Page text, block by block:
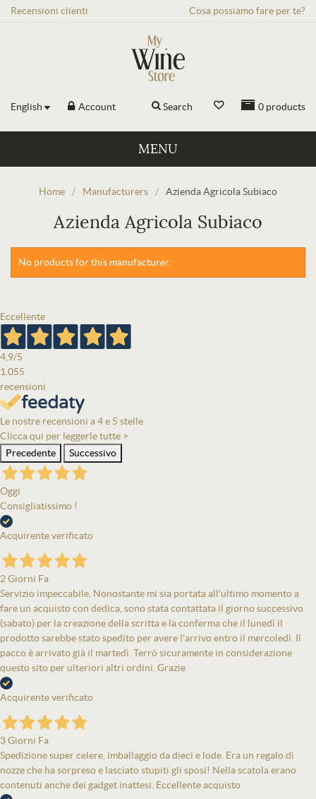
Recensioni clienti Cosa possiamo fare per te?
English Account 0 products
Search
MENU
Home / Manufacturers / Azienda Agricola Subiaco
Azienda Agricola Subiaco
No products for this manufacturer.
Eccellente
4,9/5
1.055
recensioni
Le nostre recensioni a 4 e 5 stelle.
Clicca qui per leggerle tutte >
Precedente
Successivo
Oggi
Consigliatissimo !
Acquirente verificato
2 Giorni Fa
Servizio impeccabile. Nonostante mi sia portata all'ultimo momento a
fare un acquisto con dedica, sono stata contattata il giorno successivo
(sabato) per la creazione della scritta e la conferma che il lunedì il
prodotto sarebbe stato spedito per avere l'arrivo entro il mercoledì. Il
pacco è arrivato già il martedì. Terrò sicuramente in considerazione
questo sito per ulteriori altri ordini. Grazie
Acquirente verificato
3 Giorni Fa
Spedizione super celere, imballaggio da dieci e lode. Era un regalo di
nozze che ha sorpreso e lasciato stupiti gli sposi! Nella scatola erano
contenuti anche dei gadget inattesi. Eccellente acquisto